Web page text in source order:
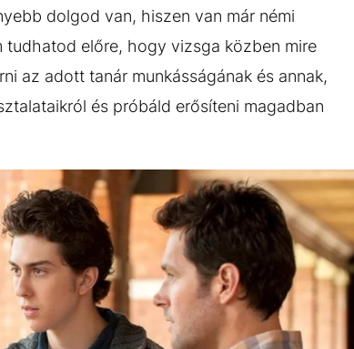
dolgod van, hiszen van már némi
tudhatod előre, hogy vizsga közben mire
az adott tanár munkásságának és annak,
és próbáld erősíteni magadban